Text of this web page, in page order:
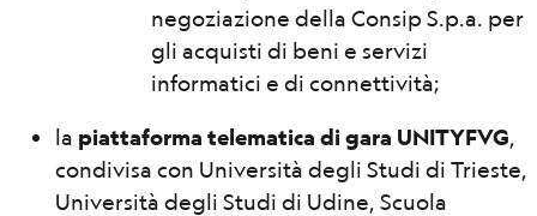
negoziazione della Consip S.p.a. per
gli acquisti di beni e servizi
informatici e di connettività;
la piattaforma telematica di gara UNITYFVG,
condivisa con Università degli Studi di Trieste,
Università degli Studi di Udine, Scuola